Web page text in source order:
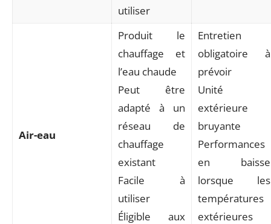
utiliser
Air-eau
Produit le
chauffage et
l’eau chaude
Peut être
adapté à un
réseau de
chauffage
existant
Facile à
utiliser
Éligible aux
Entretien
obligatoire à
prévoir
Unité
extérieure
bruyante
Performances
en baisse
lorsque les
températures
extérieures